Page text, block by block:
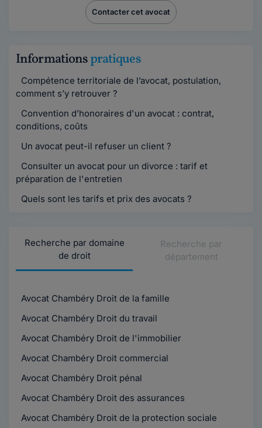
Contacter cet avocat
Informationspratiques
Compétence territoriale de l’avocat, postulation,
comment s’y retrouver ?
Convention d’honoraires d'un avocat : contrat,
conditions, coûts
Un avocat peut-il refuser un client ?
Consulter un avocat pour un divorce : tarif et
préparation de l'entretien
Quels sont les tarifs et prix des avocats ?
Recherche par domaine
de droit
Recherche par
département
Avocat Chambéry Droit de la famille
Avocat Chambéry Droit du travail
Avocat Chambéry Droit de l'immobilier
Avocat Chambéry Droit commercial
Avocat Chambéry Droit pénal
Avocat Chambéry Droit des assurances
Avocat Chambéry Droit de la protection sociale